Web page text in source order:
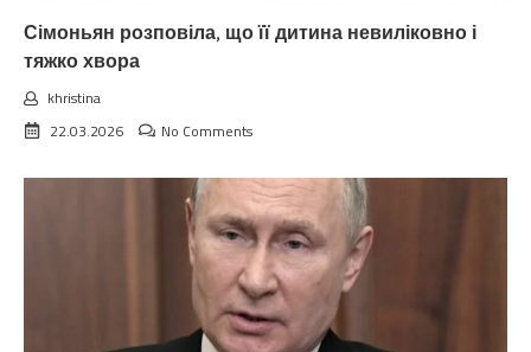
Сімоньян розповіла, що її дитина невиліковно і
тяжко хвора
khristina
22.03.2026
No Comments